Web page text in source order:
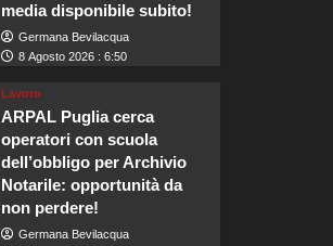
media disponibile subito!
Germana Bevilacqua
8 Agosto 2026 : 6:50
Lavoro
ARPAL Puglia cerca
operatori con scuola
dell’obbligo per Archivio
Notarile: opportunità da
non perdere!
Germana Bevilacqua